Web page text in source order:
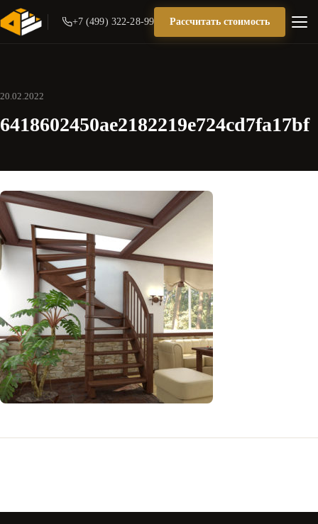
+7 (499) 322-28-99 Рассчитать стоимость
20.02.2022
6418602450ae2182219e724cd7fa17bf